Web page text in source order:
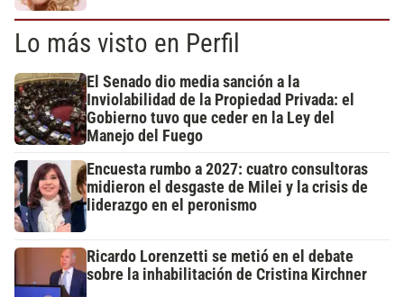
Lo más visto en Perfil
El Senado dio media sanción a la
Inviolabilidad de la Propiedad Privada: el
Gobierno tuvo que ceder en la Ley del
Manejo del Fuego
Encuesta rumbo a 2027: cuatro consultoras
midieron el desgaste de Milei y la crisis de
liderazgo en el peronismo
Ricardo Lorenzetti se metió en el debate
sobre la inhabilitación de Cristina Kirchner